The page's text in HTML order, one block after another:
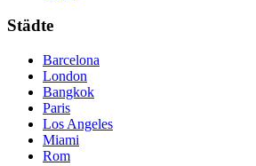
Städte
Barcelona
London
Bangkok
Paris
Los Angeles
Miami
Rom